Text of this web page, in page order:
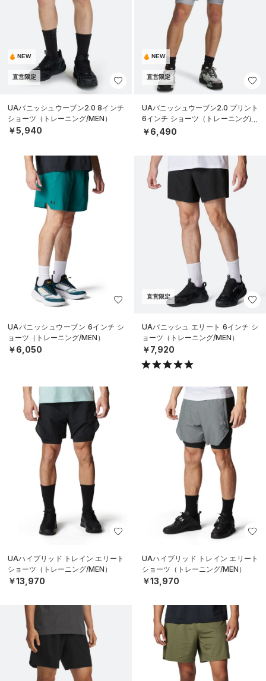
NEW
直営限定
UAバニッシュウーブン2.0 8インチ
ショーツ（トレーニング/MEN）
￥5,940
NEW
直営限定
UAバニッシュウーブン2.0 プリント
6インチ ショーツ（トレーニング/M
EN）
￥6,490
UAバニッシュウーブン 6インチ シ
ョーツ（トレーニング/MEN）
￥6,050
直営限定
UAバニッシュ エリート 6インチ シ
ョーツ（トレーニング/MEN）
￥7,920
UAハイブリッド トレイン エリート
ショーツ（トレーニング/MEN）
￥13,970
UAハイブリッド トレイン エリート
ショーツ（トレーニング/MEN）
￥13,970